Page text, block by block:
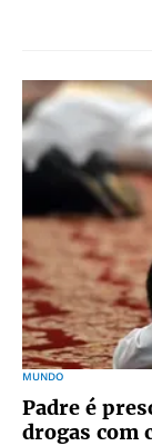
MUNDO
Padre é
drogas com